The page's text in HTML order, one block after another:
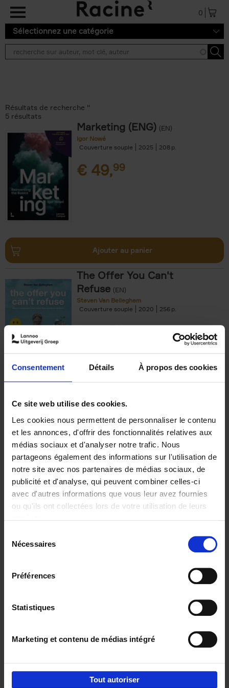
Consentement Détails À propos des cookies
Ce site web utilise des cookies.
Les cookies nous permettent de personnaliser le contenu
et les annonces, d'offrir des fonctionnalités relatives aux
médias sociaux et d'analyser notre trafic. Nous
partageons également des informations sur l'utilisation de
notre site avec nos partenaires de médias sociaux, de
publicité et d'analyse, qui peuvent combiner celles-ci
avec d'autres informations que vous leur avez fournies
ou qu'ils ont collectées lors de votre utilisation de leurs
Nécessaires
Préférences
Statistiques
Marketing et contenu de médias intégré
Tout autoriser
Aller au contenu principal
0
Sélectionnez une catégorie
Résultats de recherche ''
5 résultats
Marketing (ENG) (EN)
Igor Nowé
Couverture souple
2025 208
€ 49,99
Ajouter au panier
The Offer You Can't
Refuse (EN)
Steven Van Belleghem
Couverture souple
2020 256
€37,50
Building Bonds = Building
Business
Jochen Roef Jozefien De Feyter
Carolien Boom
Couverture souple
2025 200
€29,99
Digital marketing like a PRO -
completely revised edition (EN)